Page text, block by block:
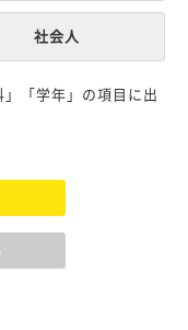
社会人
「学年」の項目に出